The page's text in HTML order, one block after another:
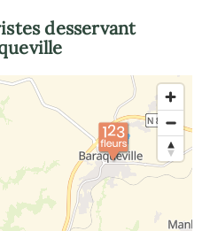
desservant